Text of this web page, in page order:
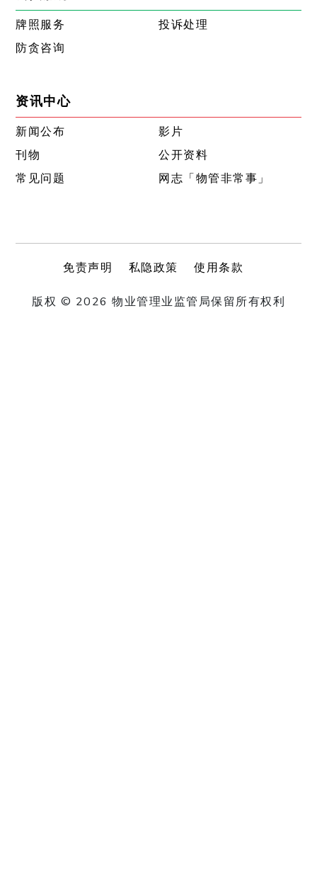
牌照服务
投诉处理
防贪咨询
资讯中心
新闻公布
影片
刊物
公开资料
常见问题
网志「物管非常事」
免责声明 私隐政策 使用条款
版权 © 2026 物业管理业监管局保留所有权利